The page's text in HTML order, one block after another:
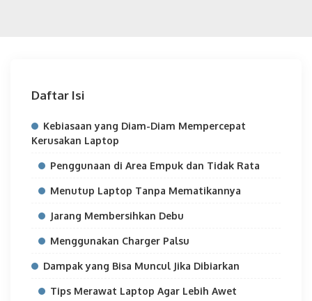
Daftar Isi
Kebiasaan yang Diam-Diam Mempercepat
Kerusakan Laptop
Penggunaan di Area Empuk dan Tidak Rata
Menutup Laptop Tanpa Mematikannya
Jarang Membersihkan Debu
Menggunakan Charger Palsu
Dampak yang Bisa Muncul Jika Dibiarkan
Tips Merawat Laptop Agar Lebih Awet